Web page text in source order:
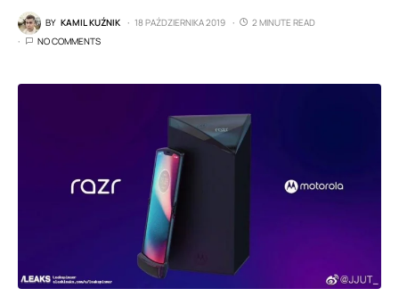
BY KAMIL KUŹNIK 18 PAŹDZIERNIKA 2019
2 MINUTE READ
NO COMMENTS